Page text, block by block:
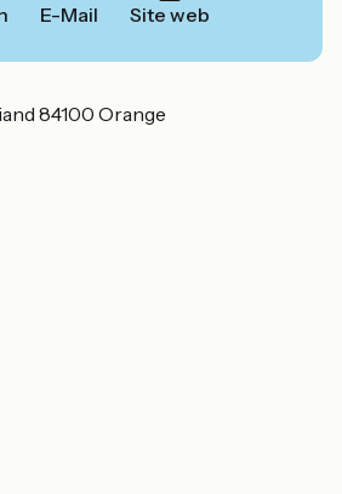
E-Mail Site web
84100 Orange